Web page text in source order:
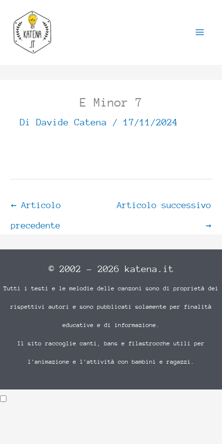
contenuto
E Minor 7
Di Davide Catena / 17/11/2024
← Articolo
precedente
Articolo successivo
→
© 2002 - 2026 katena.it
Tutti i testi e le melodie delle canzoni sono di proprietà dei
rispettivi autori e sono pubblicati solamente per finalità
educative e di informazione.
Il sito raccoglie canti, bans e filastrocche utili per
l'animazione e l'attività con bambini e ragazzi.